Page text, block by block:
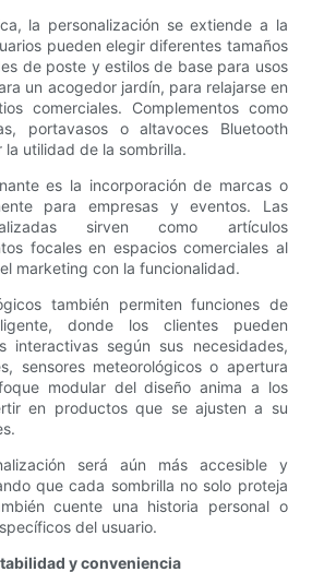
la personalización se extiende a la
pueden elegir diferentes tamaños
de poste y estilos de base para usos
un acogedor jardín, para relajarse en
comerciales. Complementos como
portavasos o altavoces Bluetooth
utilidad de la sombrilla.
es la incorporación de marcas o
para empresas y eventos. Las
sirven como artículos
focales en espacios comerciales al
marketing con la funcionalidad.
también permiten funciones de
donde los clientes pueden
interactivas según sus necesidades,
sensores meteorológicos o apertura
modular del diseño anima a los
en productos que se ajusten a su
será aún más accesible y
que cada sombrilla no solo proteja
cuente una historia personal o
del usuario.
y conveniencia